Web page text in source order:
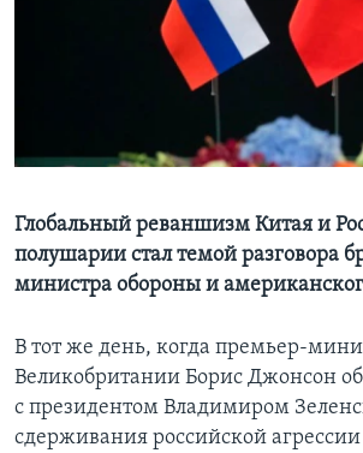
Learning English
Языки
Глобальный реваншизм Китая и
полушарии стал темой разговора
министра обороны и
В тот же день, когда премьер-
Великобритании Борис Джонсон
с президентом Владимиром
сдерживания российской